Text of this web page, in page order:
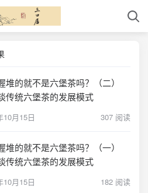
堆的就不是六堡茶吗？（二）
统六堡茶的发展模式
10月15日 307 阅读
堆的就不是六堡茶吗？（一）
统六堡茶的发展模式
10月15日 182 阅读